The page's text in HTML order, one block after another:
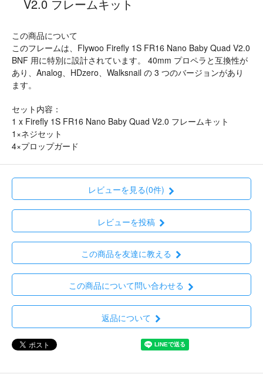
V2.0 フレームキット
この商品について
このフレームは、Flywoo Firefly 1S FR16 Nano Baby Quad V2.0
BNF 用に特別に設計されています。 40mm プロペラと互換性が
あり、Analog、HDzero、Walksnail の 3 つのバージョンがあり
ます。
セット内容：
1 x Firefly 1S FR16 Nano Baby Quad V2.0 フレームキット
1×ネジセット
4×プロップガード
レビューを見る(0件)
レビューを投稿
この商品を友達に教える
この商品について問い合わせる
返品について